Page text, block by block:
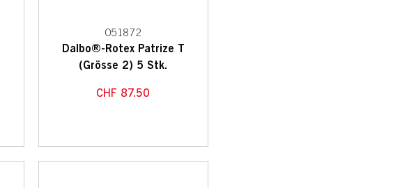
051872
Dalbo®-Rotex Patrize T
(Grösse 2) 5 Stk.
CHF 87.50